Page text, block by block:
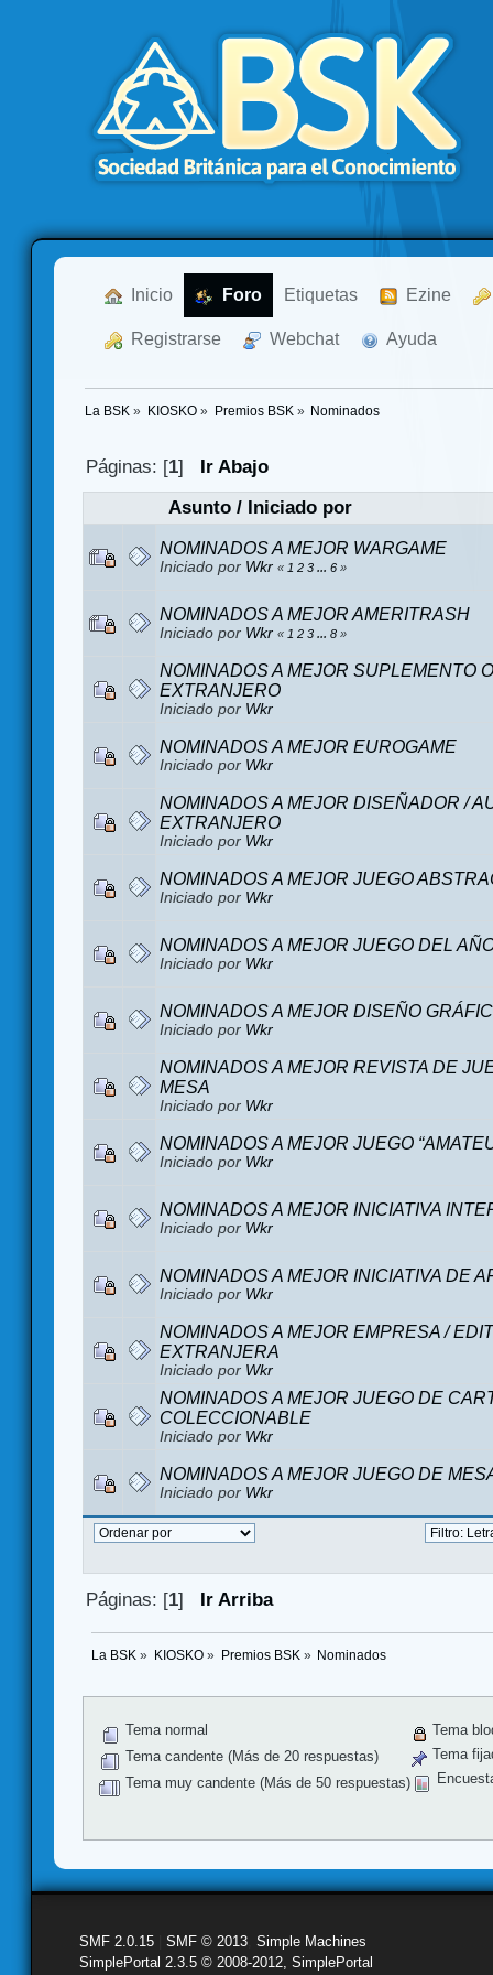
Inicio Foro Etiquetas Ezine
Registrarse Webchat Ayuda
La BSK » KIOSKO» Premios BSK » Nominados
Páginas: [1]
Ir Abajo
Asunto/ Iniciado por
NOMINADOS A MEJOR WARGAME
Iniciado por Wkr « 1 2 3 ... 6 »
NOMINADOS A MEJOR AMERITRASH
Iniciado por Wkr « 1 2 3 ... 8 »
NOMINADOS A MEJOR SUPLEMENTO
EXTRANJERO
Iniciado por Wkr
NOMINADOS A MEJOR EUROGAME
Iniciado por Wkr
NOMINADOS A MEJOR DISEÑADOR /
EXTRANJERO
Iniciado por Wkr
NOMINADOS A MEJOR JUEGO
Iniciado por Wkr
NOMINADOS A MEJOR JUEGO DEL
Iniciado por Wkr
NOMINADOS A MEJOR DISEÑO
Iniciado por Wkr
NOMINADOS A MEJOR REVISTA DE
MESA
Iniciado por Wkr
NOMINADOS A MEJOR JUEGO
Iniciado por Wkr
NOMINADOS A MEJOR INICIATIVA
Iniciado por Wkr
NOMINADOS A MEJOR INICIATIVA DE
Iniciado por Wkr
NOMINADOS A MEJOR EMPRESA /
EXTRANJERA
Iniciado por Wkr
NOMINADOS A MEJOR JUEGO DE
COLECCIONABLE
Iniciado por Wkr
NOMINADOS A MEJOR JUEGO DE
Iniciado por Wkr
Páginas: [1] Ir Arriba
La BSK » KIOSKO» Premios BSK » Nominados
Tema normal
Tema candente (Más de 20 respuestas)
Tema muy candente (Más de 50 respuestas)
Tema
Tema
SMF 2.0.15 SMF © 2013 Simple Machines
SimplePortal 2.3.5 © 2008-2012, SimplePortal